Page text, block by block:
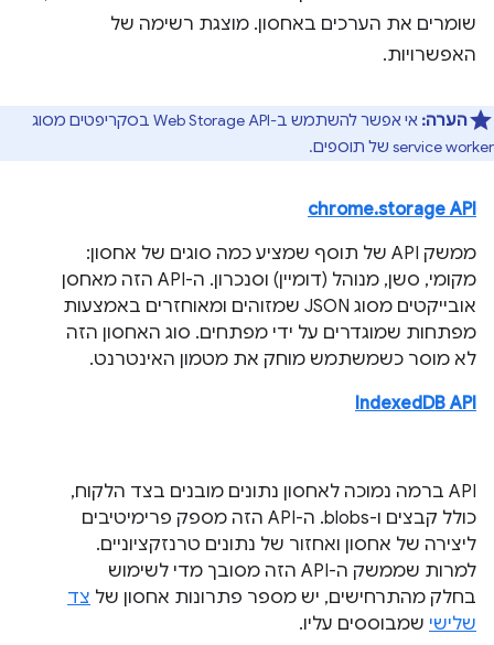
שומרים את הערכים באחסון. מוצגת רשימה של
האפשרויות.
הערה:
אי אפשר להשתמש ב-Web Storage API בסקריפטים מסוג
service worker של תוספים.
chrome.storage API
ממשק API של תוסף שמציע כמה סוגים של אחסון:
מקומי, סשן, מנוהל (דומיין) וסנכרון. ה-API הזה מאחסן
אובייקטים מסוג JSON שמזוהים ומאוחזרים באמצעות
מפתחות שמוגדרים על ידי מפתחים. סוג האחסון הזה
לא מוסר כשמשתמש מוחק את מטמון האינטרנט.
IndexedDB API
API ברמה נמוכה לאחסון נתונים מובנים בצד הלקוח,
כולל קבצים ו-blobs. ה-API הזה מספק פרימיטיבים
ליצירה של אחסון ואחזור של נתונים טרנזקציוניים.
למרות שממשק ה-API הזה מסובך מדי לשימוש
בחלק מהתרחישים, יש מספר פתרונות אחסון של צד
שלישי שמבוססים עליו.